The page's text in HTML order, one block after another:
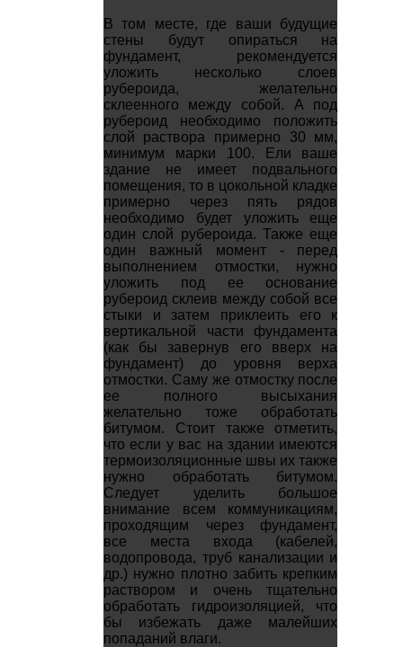
В том месте, где ваши будущие
стены будут опираться на
фундамент, рекомендуется
уложить несколько слоев
рубероида, желательно
склеенного между собой. А под
рубероид необходимо положить
слой раствора примерно 30 мм,
минимум марки 100. Ели ваше
здание не имеет подвального
помещения, то в цокольной кладке
примерно через пять рядов
необходимо будет уложить еще
один слой рубероида. Также еще
один важный момент - перед
выполнением отмостки, нужно
уложить под ее основание
рубероид склеив между собой все
стыки и затем приклеить его к
вертикальной части фундамента
(как бы завернув его вверх на
фундамент) до уровня верха
отмостки. Саму же отмостку после
ее полного высыхания
желательно тоже обработать
битумом. Стоит также отметить,
что если у вас на здании имеются
термоизоляционные швы их также
нужно обработать битумом.
Следует уделить большое
внимание всем коммуникациям,
проходящим через фундамент,
все места входа (кабелей,
водопровода, труб канализации и
др.) нужно плотно забить крепким
раствором и очень тщательно
обработать гидроизоляцией, что
бы избежать даже малейших
попаданий влаги.